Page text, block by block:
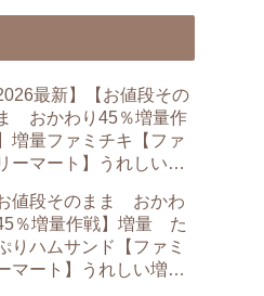
2026最新】【お値段その
おかわり45％増量作
増量ファミチキ【ファ
ーマート】うれしい増
お値段そのまま おかわ
％増量作戦】増量 た
りハムサンド【ファミ
マート】うれしい増量